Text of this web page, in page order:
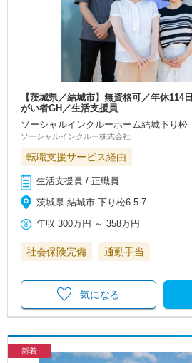
【茨城県／結城市】無資格可／年休
がい者GH／生活支援員
ソーシャルインクルーホーム結城下り松
ソーシャルインクルー株式会社
転職支援サービス経由
生活支援員 / 正職員
茨城県 結城市 下り松6-5-7
年収 300万円 ～358万円
社会保険完備 通勤手当
気になる
新着